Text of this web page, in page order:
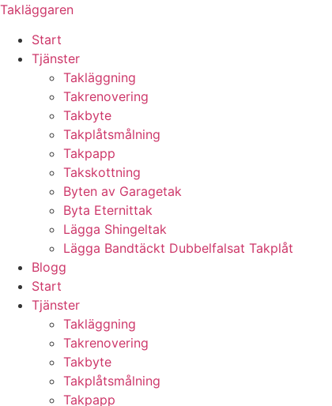
Skip
content
Takläggaren
Start
Tjänster
Takläggning
Takrenovering
Takbyte
Takplåtsmålning
Takpapp
Takskottning
Byten av Garagetak
Byta Eternittak
Lägga Shingeltak
Lägga Bandtäckt Dubbelfalsat Takplåt
Blogg
Start
Tjänster
Takläggning
Takrenovering
Takbyte
Takplåtsmålning
Takpapp